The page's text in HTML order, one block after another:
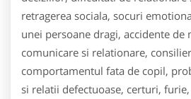
retragerea sociala, socuri
unei persoane dragi, accidente de
comunicare si relationare,
comportamentul fata de copil,
si relatii defectuoase, certuri,